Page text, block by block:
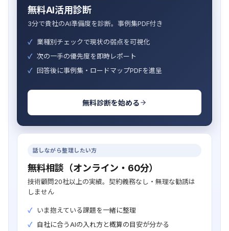
無料AI活用診断
3分で貴社のAI準備度を診断。事例集PDF付き
業種別チェックで現状の弱点を可視化
次の一手の優先度を即時レポート
回答後に事例集・ロードマップPDFを進呈
無料診断を始める
話しながら整理したい方
無料相談（オンライン・60分）
技術顧問20社以上の実績。契約義務なし・無理な勧誘は
しません
いま抱えている課題を一緒に整理
自社に合うAIの入れ方と概算の目安が分かる